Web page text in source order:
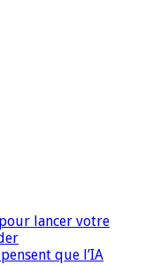
lancer votre
que l’IA